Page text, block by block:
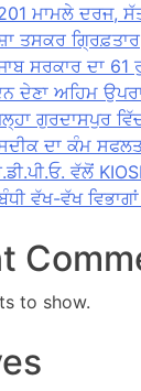
ਮਾਮਲੇ ਦਰਜ,
ਤਸਕਰ ਗ੍ਰਿਫ਼ਤਾਰ
ਸਰਕਾਰ ਦਾ
ਦੇਣਾ ਅਹਿਮ
ਗੁਰਦਾਸਪੁਰ
ਦਾ ਕੰਮ
ਵੱਲੋਂ
ਵੱਖ-ਵੱਖ
to show.